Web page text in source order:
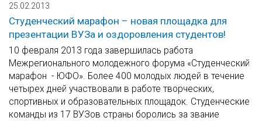
25.02.2013
Студенческий марафон – новая площадка для
презентации ВУЗа и оздоровления студентов!
10 февраля 2013 года завершилась работа
Межрегионального молодежного форума «Студенческий
марафон - ЮФО». Более 400 молодых людей в течение
четырех дней участвовали в работе творческих,
спортивных и образовательных площадок. Студенческие
команды из 17 ВУЗов страны боролись за звание